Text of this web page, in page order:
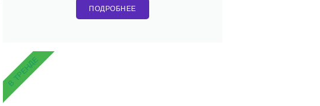
ПОДРОБНЕЕ
В ТРЕНДЕ